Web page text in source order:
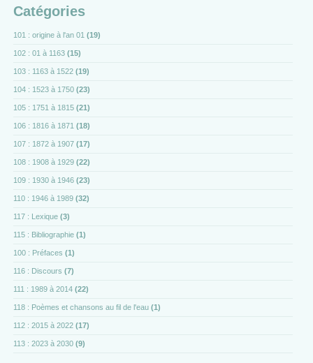
Catégories
101 : origine à l'an 01 (19)
102 : 01 à 1163 (15)
103 : 1163 à 1522 (19)
104 : 1523 à 1750 (23)
105 : 1751 à 1815 (21)
106 : 1816 à 1871 (18)
107 : 1872 à 1907 (17)
108 : 1908 à 1929 (22)
109 : 1930 à 1946 (23)
110 : 1946 à 1989 (32)
117 : Lexique (3)
115 : Bibliographie (1)
100 : Préfaces (1)
116 : Discours (7)
111 : 1989 à 2014 (22)
118 : Poèmes et chansons au fil de l'eau (1)
112 : 2015 à 2022 (17)
113 : 2023 à 2030 (9)